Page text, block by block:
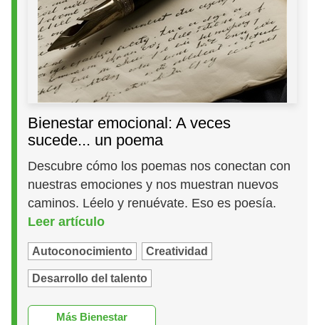
Bienestar emocional: A veces
sucede... un poema
Descubre cómo los poemas nos conectan con
nuestras emociones y nos muestran nuevos
caminos. Léelo y renuévate. Eso es poesía.
Leer artículo
Autoconocimiento Creatividad
Desarrollo del talento
Más Bienestar